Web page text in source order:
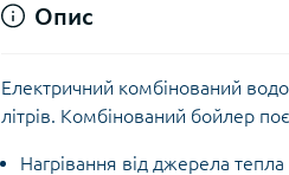
Опис
Електричний комбінований
літрів. Комбінований бойлер
Нагрівання від джерела